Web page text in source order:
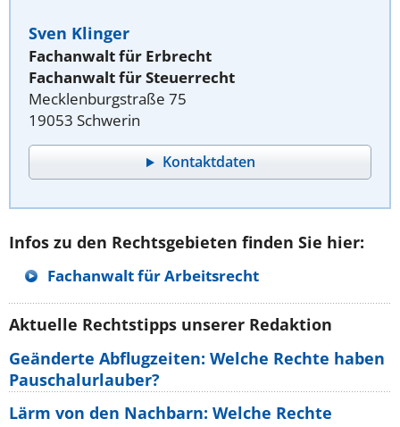
Sven Klinger
Fachanwalt für Erbrecht
Fachanwalt für Steuerrecht
Mecklenburgstraße 75
19053 Schwerin
Kontaktdaten
Infos zu den Rechtsgebieten finden Sie hier:
Fachanwalt für Arbeitsrecht
Aktuelle Rechtstipps unserer Redaktion
Geänderte Abflugzeiten: Welche Rechte haben
Pauschalurlauber?
Lärm von den Nachbarn: Welche Rechte